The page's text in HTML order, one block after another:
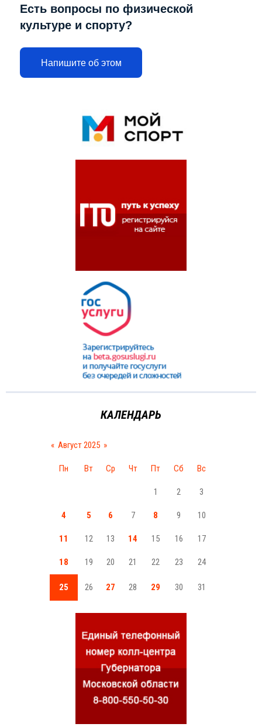
Есть вопросы по физической
культуре и спорту?
Напишите об этом
КАЛЕНДАРЬ
« Август 2025 »
Пн Вт Ср Чт Пт Сб Вс
1 2 3
4 5 6 7 8 9 10
11 12 13 14 15 16 17
18 19 20 21 22 23 24
25 26 27 28 29 30 31